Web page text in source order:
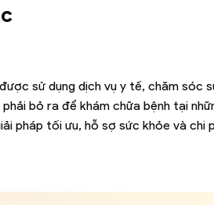
sử dụng dịch vụ y tế, chăm sóc
bỏ ra để khám chữa bệnh tại
pháp tối ưu, hỗ sợ sức khỏe và chi